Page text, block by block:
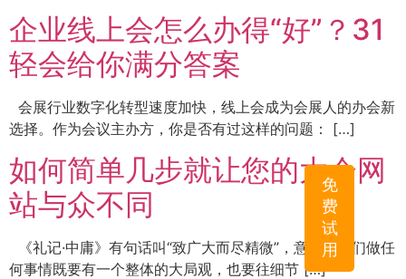
免
费
试
用
企业线上会怎么办得“好”？31
轻会给你满分答案
会展行业数字化转型速度加快，线上会成为会展人的办会新
选择。作为会议主办方，你是否有过这样的问题： […]
如何简单几步就让您的大会网
站与众不同
《礼记·中庸》有句话叫“致广大而尽精微”，意思是我们做任
何事情既要有一个整体的大局观，也要往细节 […]